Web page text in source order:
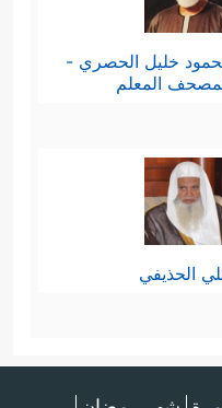
خليل الحصري -
المعلم
الحذيفي